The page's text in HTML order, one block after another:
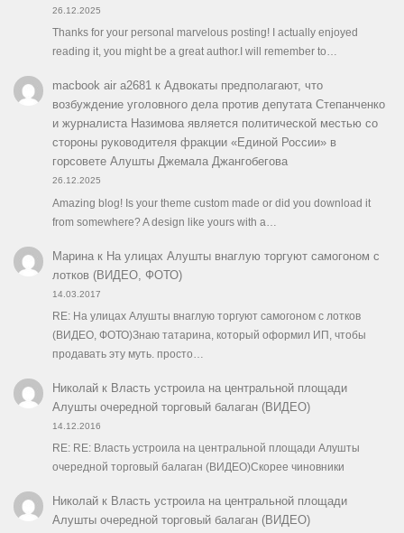
26.12.2025
Thanks for your personal marvelous posting! I actually enjoyed
reading it, you might be a great author.I will remember to…
macbook air a2681к Адвокаты предполагают, что
возбуждение уголовного дела против депутата Степанченко
и журналиста Назимова является политической местью со
стороны руководителя фракции «Единой России» в
горсовете Алушты Джемала Джангобегова
26.12.2025
Amazing blog! Is your theme custom made or did you download it
from somewhere? A design like yours with a…
Маринак На улицах Алушты внаглую торгуют самогоном с
лотков (ВИДЕО, ФОТО)
14.03.2017
RE: На улицах Алушты внаглую торгуют самогоном с лотков
(ВИДЕО, ФОТО)Знаю татарина, который оформил ИП, чтобы
продавать эту муть. просто…
Николайк Власть устроила на центральной площади
Алушты очередной торговый балаган (ВИДЕО)
14.12.2016
RE: RE: Власть устроила на центральной площади Алушты
очередной торговый балаган (ВИДЕО)Скорее чиновники
Николайк Власть устроила на центральной площади
Алушты очередной торговый балаган (ВИДЕО)